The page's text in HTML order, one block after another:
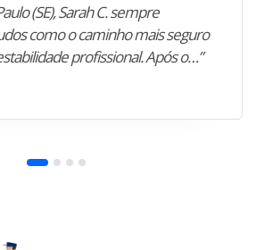
(SE), Sarah C. sempre
como o caminho mais seguro
profissional. Após o…”